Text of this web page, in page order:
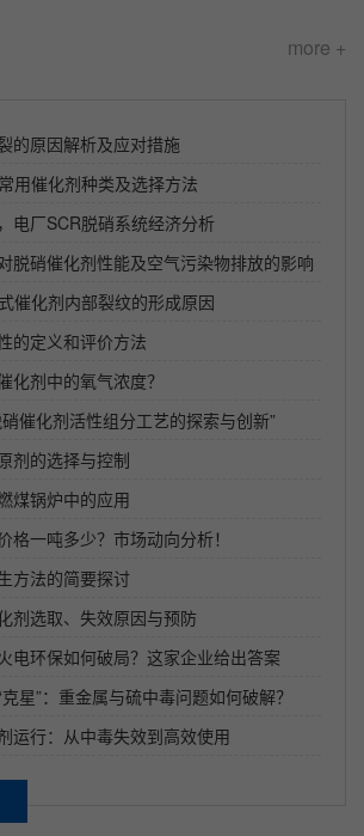
more +
的原因解析及应对措施
用催化剂种类及选择方法
电厂SCR脱硝系统经济分析
脱硝催化剂性能及空气污染物排放的影响
催化剂内部裂纹的形成原因
的定义和评价方法
化剂中的氧气浓度？
催化剂活性组分工艺的探索与创新”
剂的选择与控制
煤锅炉中的应用
格一吨多少？市场动向分析！
方法的简要探讨
剂选取、失效原因与预防
电环保如何破局？这家企业给出答案
星”：重金属与硫中毒问题如何破解？
运行：从中毒失效到高效使用